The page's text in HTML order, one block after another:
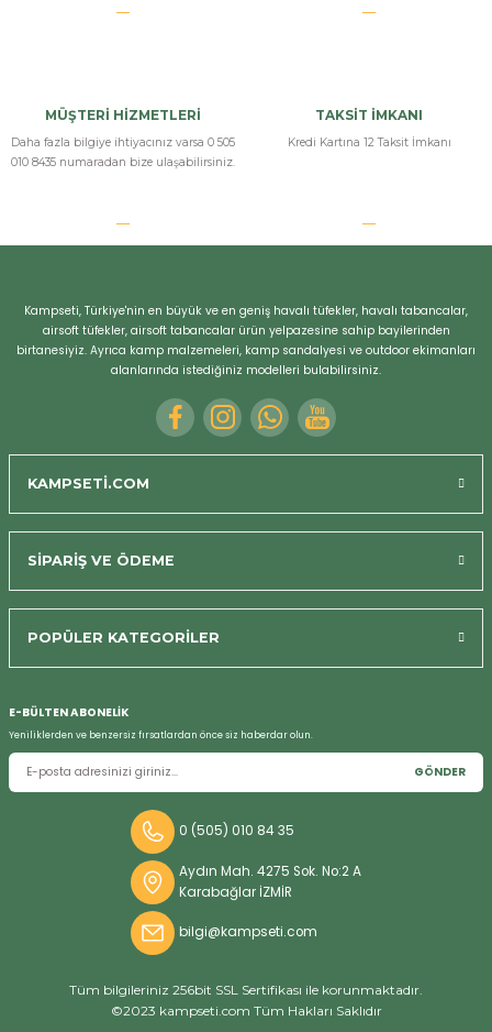
MÜŞTERİ HİZMETLERİ
Daha fazla bilgiye ihtiyacınız varsa 0 505
010 8435 numaradan bize ulaşabilirsiniz.
TAKSİT İMKANI
Kredi Kartına 12 Taksit İmkanı
Kampseti, Türkiye'nin en büyük ve en geniş havalı tüfekler, havalı tabancalar,
airsoft tüfekler, airsoft tabancalar ürün yelpazesine sahip bayilerinden
birtanesiyiz. Ayrıca kamp malzemeleri, kamp sandalyesi ve outdoor ekimanları
alanlarında istediğiniz modelleri bulabilirsiniz.
KAMPSETİ.COM
SİPARİŞ VE ÖDEME
POPÜLER KATEGORİLER
E-BÜLTEN ABONELİK
Yeniliklerden ve benzersiz fırsatlardan önce siz haberdar olun.
GÖNDER
0 (505) 010 84 35
Aydın Mah. 4275 Sok. No:2 A
Karabağlar İZMİR
bilgi@kampseti.com
Tüm bilgileriniz 256bit SSL Sertifikası ile korunmaktadır.
©2023 kampseti.com Tüm Hakları Saklıdır
Bizi Arayın